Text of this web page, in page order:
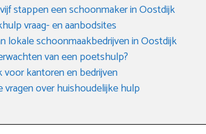
stappen een schoonmaker in Oostdijk
vraag- en aanbodsites
lokale schoonmaakbedrijven in Oostdijk
van een poetshulp?
voor kantoren en bedrijven
vragen over huishoudelijke hulp